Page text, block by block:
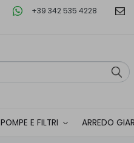
+39 342 535 4228
POMPE E FILTRI ARREDO